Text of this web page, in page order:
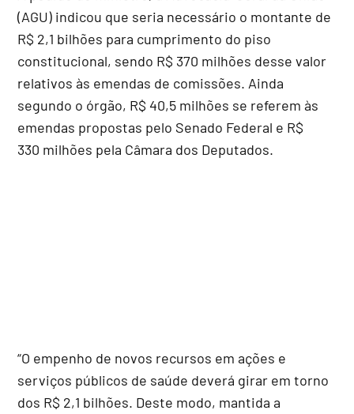
(AGU) indicou que seria necessário o montante de
R$ 2,1 bilhões para cumprimento do piso
constitucional, sendo R$ 370 milhões desse valor
relativos às emendas de comissões. Ainda
segundo o órgão, R$ 40,5 milhões se referem às
emendas propostas pelo Senado Federal e R$
330 milhões pela Câmara dos Deputados.
“O empenho de novos recursos em ações e
serviços públicos de saúde deverá girar em torno
dos R$ 2,1 bilhões. Deste modo, mantida a